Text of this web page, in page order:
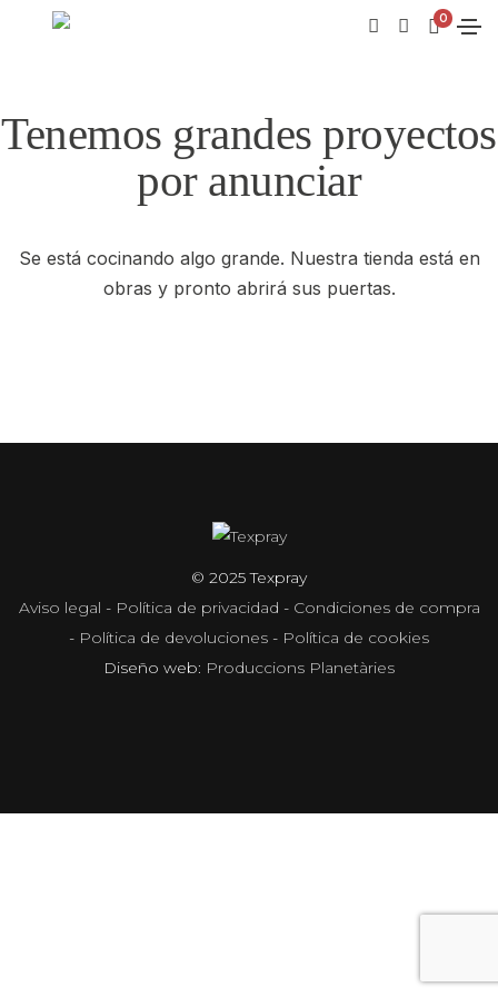
0
Tenemos grandes proyectos
por anunciar
Se está cocinando algo grande. Nuestra tienda está en
obras y pronto abrirá sus puertas.
© 2025 Texpray
Aviso legal - Política de privacidad - Condiciones de compra
- Política de devoluciones - Política de cookies
Diseño web: Produccions Planetàries